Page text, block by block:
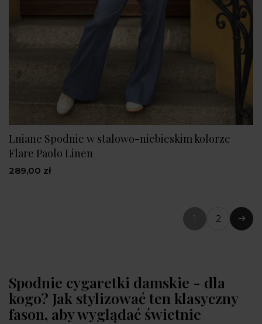
Lniane Spodnie w stalowo-niebieskim kolorze
Flare Paolo Linen
289,00 zł
1(bieżąca
strona)
2
Spodnie cygaretki damskie - dla
kogo? Jak stylizować ten klasyczny
fason, aby wyglądać świetnie